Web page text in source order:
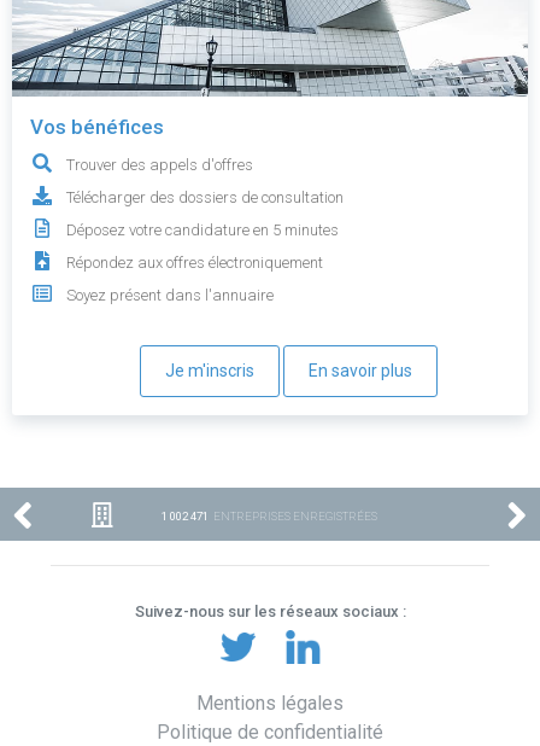
Vos bénéfices
Trouver des appels d'offres
Télécharger des dossiers de consultation
Déposez votre candidature en 5 minutes
Répondez aux offres électroniquement
Soyez présent dans l'annuaire
Je m'inscris En savoir plus
1 002 471 ENTREPRISES ENREGISTRÉES
Suivez-nous sur les réseaux sociaux :
Mentions légales
Politique de confidentialité